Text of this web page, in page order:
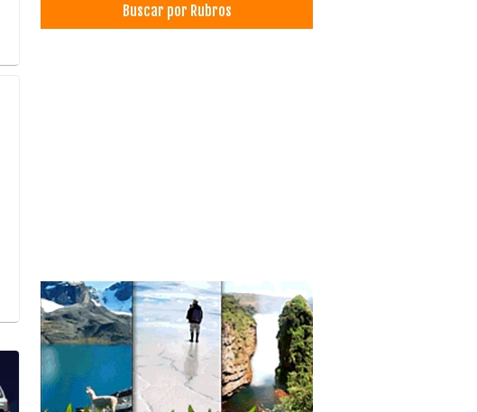
Bebidas
Buscar por Rubros